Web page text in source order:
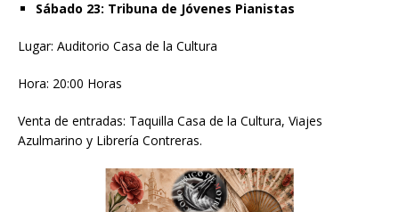
Sábado 23: Tribuna de Jóvenes Pianistas
Lugar: Auditorio Casa de la Cultura
Hora: 20:00 Horas
Venta de entradas: Taquilla Casa de la Cultura, Viajes
Azulmarino y Librería Contreras.